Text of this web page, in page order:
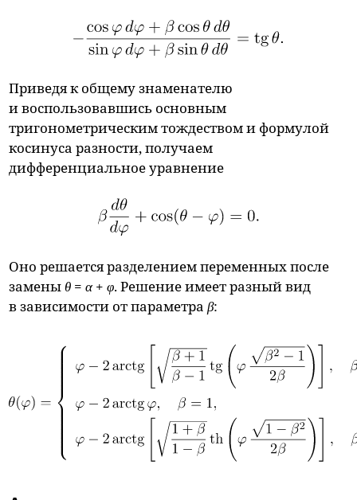
Приведя к общему знаменателю
и воспользовавшись основным
тригонометрическим тождеством и формулой
косинуса разности, получаем
дифференциальное уравнение
Оно решается разделением переменных после
заменыθ =α +φ. Решение имеет разный вид
в зависимости от параметраβ: